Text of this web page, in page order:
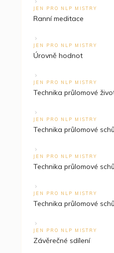
JEN PRO NLP MISTRY
Ranní meditace
JEN PRO NLP MISTRY
Úrovně hodnot
JEN PRO NLP MISTRY
Technika průlomové
JEN PRO NLP MISTRY
Technika průlomové
JEN PRO NLP MISTRY
Technika průlomové
JEN PRO NLP MISTRY
Technika průlomové
JEN PRO NLP MISTRY
Závěrečné sdílení